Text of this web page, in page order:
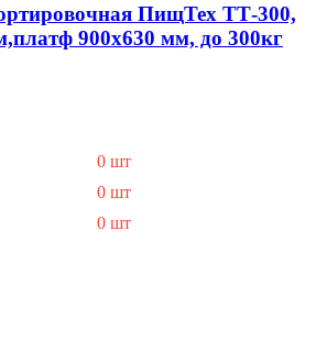
ПищТех ТТ-300,
900х630 мм, до 300кг
0 шт
0 шт
0 шт